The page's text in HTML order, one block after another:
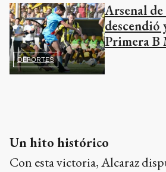
DEPORTES
Arsenal
descendió
Primera
Un hito histórico
Con esta victoria, Alcaraz